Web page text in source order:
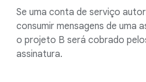
Se uma conta de serviço
consumir mensagens de uma
o projeto B será cobrado
assinatura.